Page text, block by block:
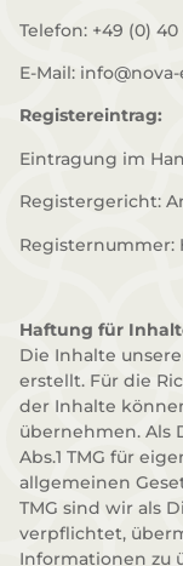
Telefon: +49 (0)
E-Mail:
Registereintrag:
Eintragung im
Registergericht:
Registernummer:
Haftung für
Die Inhalte
erstellt. Für die
der Inhalte
übernehmen. Als
Abs.1 TMG für
allgemeinen
TMG sind wir als
verpflichtet,
Informationen zu